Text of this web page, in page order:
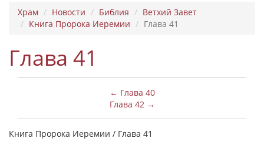
Храм Новости Библия
Ветхий Завет
Книга Пророка Иеремии
Глава 41
Глава 41
← Глава 40
Глава 42 →
Книга Пророка Иеремии / Глава 41